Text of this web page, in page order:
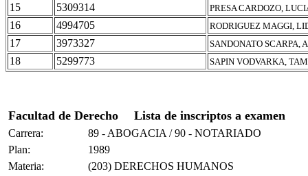
15 5309314 PRESA CARDOZO,
16 4994705 RODRIGUEZ MAGGI,
17 3973327 SANDONATO SCARPA,
18 5299773 SAPIN VODVARKA,
Facultad de Derecho Lista de inscriptos a examen
Carrera:
89 - ABOGACIA / 90 - NOTARIADO
Plan:
1989
Materia:
(203) DERECHOS HUMANOS